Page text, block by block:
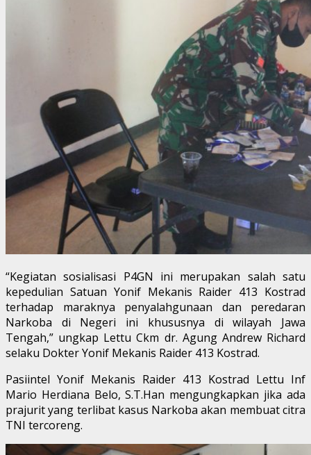
“Kegiatan sosialisasi P4GN ini merupakan salah satu
kepedulian Satuan Yonif Mekanis Raider 413 Kostrad
terhadap maraknya penyalahgunaan dan peredaran
Narkoba di Negeri ini khususnya di wilayah Jawa
Tengah,” ungkap Lettu Ckm dr. Agung Andrew Richard
selaku Dokter Yonif Mekanis Raider 413 Kostrad.
Pasiintel Yonif Mekanis Raider 413 Kostrad Lettu Inf
Mario Herdiana Belo, S.T.Han mengungkapkan jika ada
prajurit yang terlibat kasus Narkoba akan membuat citra
TNI tercoreng.